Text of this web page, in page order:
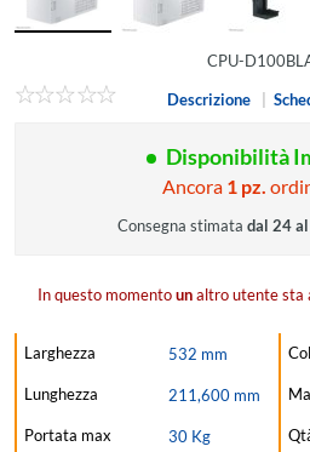
CPU-
Descrizione
Disponibilità
Ancora 1 pz.
Consegna stimata dal 24
In questo momentounaltro utente sta
Larghezza 532 mm
Lunghezza 211,600 mm
Portata max 30 Kg